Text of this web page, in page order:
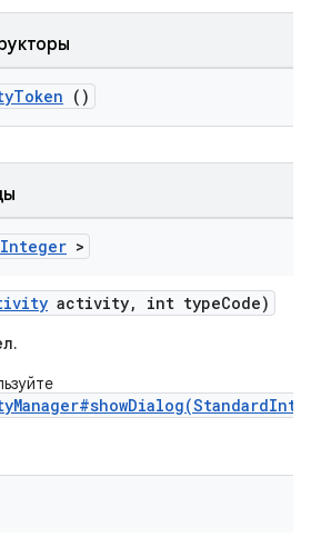
()
Integer >
activity, int typeCode)